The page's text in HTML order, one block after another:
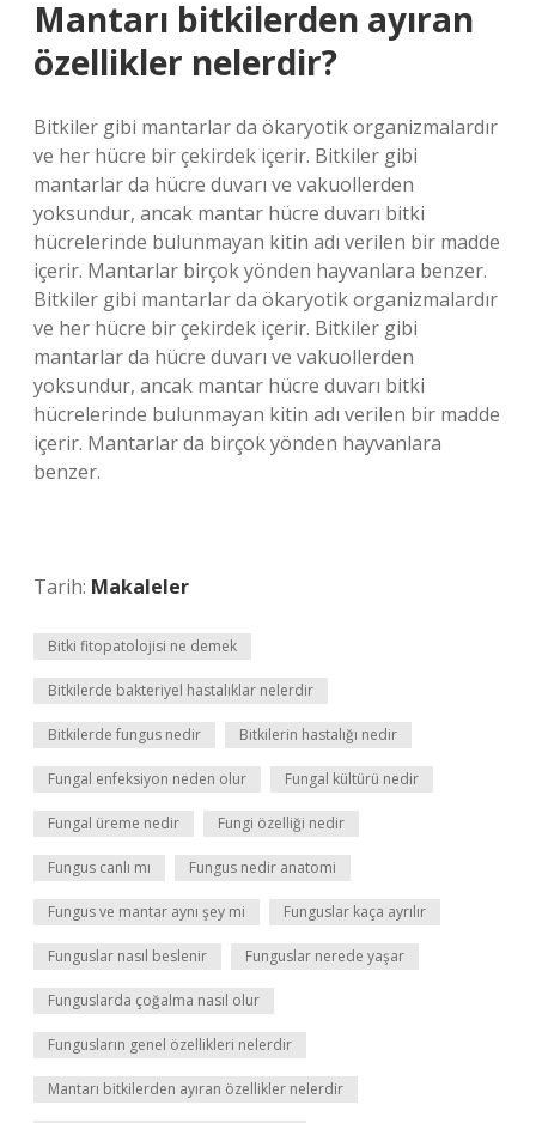
Mantarı bitkilerden ayıran
özellikler nelerdir?
Bitkiler gibi mantarlar da ökaryotik organizmalardır
ve her hücre bir çekirdek içerir. Bitkiler gibi
mantarlar da hücre duvarı ve vakuollerden
yoksundur, ancak mantar hücre duvarı bitki
hücrelerinde bulunmayan kitin adı verilen bir madde
içerir. Mantarlar birçok yönden hayvanlara benzer.
Bitkiler gibi mantarlar da ökaryotik organizmalardır
ve her hücre bir çekirdek içerir. Bitkiler gibi
mantarlar da hücre duvarı ve vakuollerden
yoksundur, ancak mantar hücre duvarı bitki
hücrelerinde bulunmayan kitin adı verilen bir madde
içerir. Mantarlar da birçok yönden hayvanlara
benzer.
Tarih: Makaleler
Bitki fitopatolojisi ne demek
Bitkilerde bakteriyel hastalıklar nelerdir
Bitkilerde fungus nedir Bitkilerin hastalığı nedir
Fungal enfeksiyon neden olur Fungal kültürü nedir
Fungal üreme nedir Fungi özelliği nedir
Fungus canlı mı Fungus nedir anatomi
Fungus ve mantar aynı şey mi Funguslar kaça ayrılır
Funguslar nasıl beslenir Funguslar nerede yaşar
Funguslarda çoğalma nasıl olur
Fungusların genel özellikleri nelerdir
Mantarı bitkilerden ayıran özellikler nelerdir